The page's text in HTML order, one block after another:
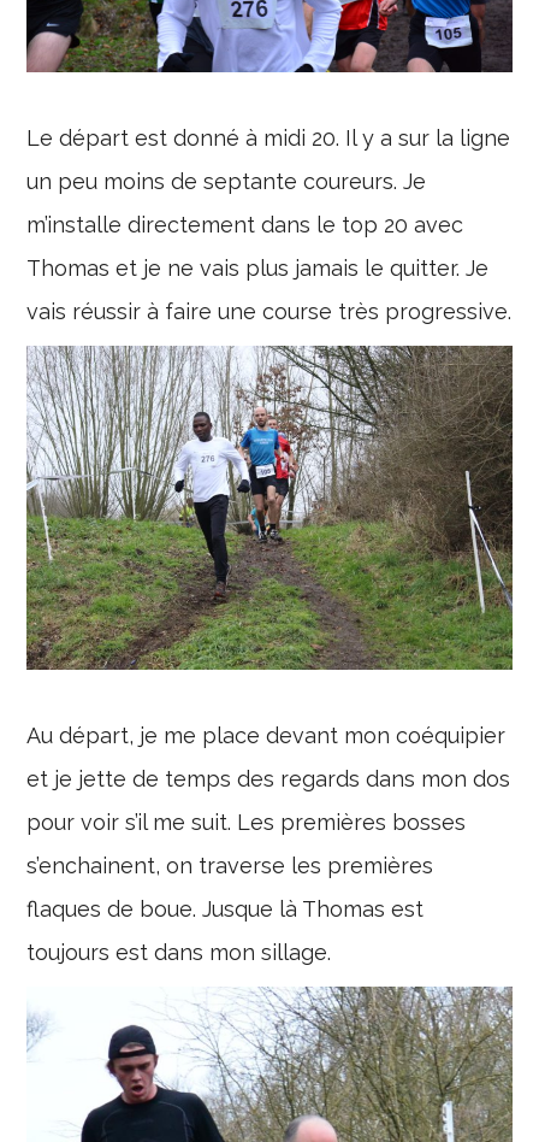
Le départ est donné à midi 20. Il y a sur la ligne
un peu moins de septante coureurs. Je
m’installe directement dans le top 20 avec
Thomas et je ne vais plus jamais le quitter. Je
vais réussir à faire une course très progressive.
Au départ, je me place devant mon coéquipier
et je jette de temps des regards dans mon dos
pour voir s’il me suit. Les premières bosses
s’enchainent, on traverse les premières
flaques de boue. Jusque là Thomas est
toujours est dans mon sillage.